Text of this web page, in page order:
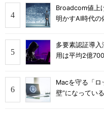
Broadcom値上
明かすAI時代の
多要素認証導
用は平均2億
Macを守る「ロ
壁”になっている